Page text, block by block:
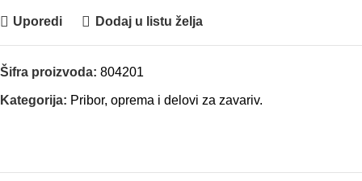
Uporedi Dodaj u listu želja
Šifra proizvoda: 804201
Kategorija: Pribor, oprema i delovi za zavariv.